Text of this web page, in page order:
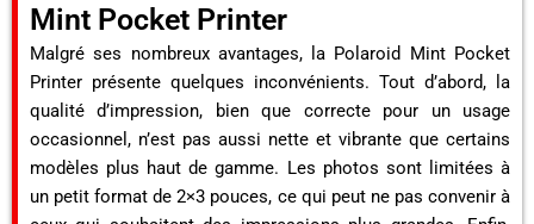
Mint Pocket Printer
Malgré ses nombreux avantages, la Polaroid Mint Pocket
Printer présente quelques inconvénients. Tout d’abord, la
qualité d’impression, bien que correcte pour un usage
occasionnel, n’est pas aussi nette et vibrante que certains
modèles plus haut de gamme. Les photos sont limitées à
un petit format de 2×3 pouces, ce qui peut ne pas convenir à